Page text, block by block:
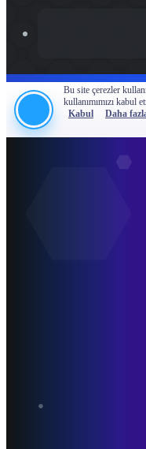
Bu site çerezler
kullanımımızı kabul
Kabul
Daha